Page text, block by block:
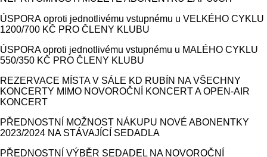
ÚSPORA oproti jednotlivému vstupnému u VELKÉHO CYKLU
1200/700 KČ PRO ČLENY KLUBU
ÚSPORA oproti jednotlivému vstupnému u MALÉHO CYKLU
550/350 KČ PRO ČLENY KLUBU
REZERVACE MÍSTA V SÁLE KD RUBÍN NA VŠECHNY
KONCERTY MIMO NOVOROČNÍ KONCERT A OPEN-AIR
KONCERT
PŘEDNOSTNÍ MOŽNOST NÁKUPU NOVÉ ABONENTKY
2023/2024 NA STÁVAJÍCÍ SEDADLA
PŘEDNOSTNÍ VÝBĚR SEDADEL NA NOVOROČNÍ